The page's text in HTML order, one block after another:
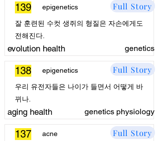
139 Full Story
epigenetics
잘 훈련된 수컷 생쥐의 형질은 자손에게도
전해진다.
evolution health genetics
138 Full Story
epigenetics
우리 유전자들은 나이가 들면서 어떻게 바
뀌나.
aging health genetics physiology
137 Full Story
acne